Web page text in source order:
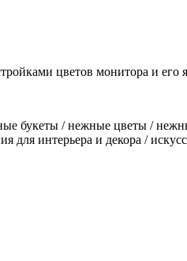
цветов монитора и его
букеты / нежные цветы /
для интерьера и декора /